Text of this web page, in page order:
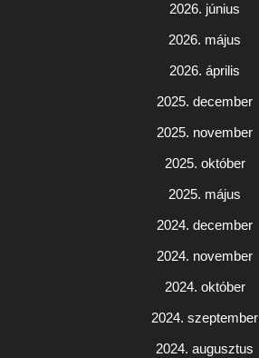
2026. június
2026. május
2026. április
2025. december
2025. november
2025. október
2025. május
2024. december
2024. november
2024. október
2024. szeptember
2024. augusztus